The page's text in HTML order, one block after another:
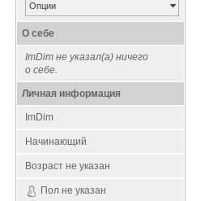
Опции
О себе
ImDim не указал(а) ничего
о себе.
Личная информация
ImDim
Начинающий
Возраст не указан
Пол не указан